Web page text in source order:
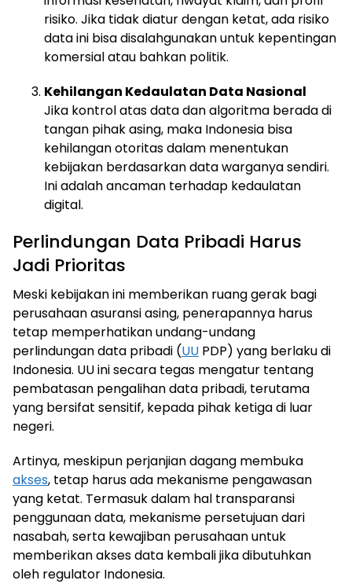
risiko. Jika tidak diatur dengan ketat, ada risiko
data ini bisa disalahgunakan untuk kepentingan
komersial atau bahkan politik.
Kehilangan Kedaulatan Data Nasional
Jika kontrol atas data dan algoritma berada di
tangan pihak asing, maka Indonesia bisa
kehilangan otoritas dalam menentukan
kebijakan berdasarkan data warganya sendiri.
Ini adalah ancaman terhadap kedaulatan
digital.
Perlindungan Data Pribadi Harus
Jadi Prioritas
Meski kebijakan ini memberikan ruang gerak bagi
perusahaan asuransi asing, penerapannya harus
tetap memperhatikan undang-undang
perlindungan data pribadi (UU PDP) yang berlaku di
Indonesia. UU ini secara tegas mengatur tentang
pembatasan pengalihan data pribadi, terutama
yang bersifat sensitif, kepada pihak ketiga di luar
negeri.
Artinya, meskipun perjanjian dagang membuka
akses, tetap harus ada mekanisme pengawasan
yang ketat. Termasuk dalam hal transparansi
penggunaan data, mekanisme persetujuan dari
nasabah, serta kewajiban perusahaan untuk
memberikan akses data kembali jika dibutuhkan
oleh regulator Indonesia.